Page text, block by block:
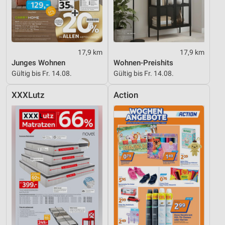
17,9 km
Junges Wohnen
Gültig bis Fr. 14.08.
17,9 km
Wohnen-Preishits
Gültig bis Fr. 14.08.
XXXLutz Action
Verwendung reduzierter Daten zur Auswahl von
Inhalten
IAB-Besonderheiten:
Verwendung genauer Standortdaten
Geräte anhand von aktiv angeforderten
Informationen identifizieren
Nicht-IAB-Verarbeitungszwecke:
Notwendig
Performance
Funktional
Werbung